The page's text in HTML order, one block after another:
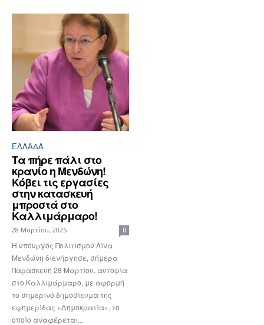
ΕΛΛΆΔΑ
Τα πήρε πάλι στο
κρανίο η Μενδώνη!
Κόβει τις εργασίες
στην κατασκευή
μπροστά στο
Καλλιμάρμαρο!
28 Μαρτίου, 2025 0
Η υπουργός Πολιτισμού Λίνα
Μενδώνη διενήργησε, σήμερα
Παρασκευή 28 Μαρτίου, αυτοψία
στο Καλλιμάρμαρο, με αφορμή
το σημερινό δημοσίευμα της
εφημερίδας «Δημοκρατία», το
οποίο αναφέρεται...